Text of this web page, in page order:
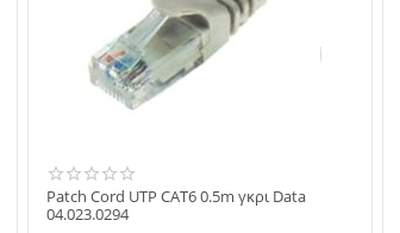
Patch Cord UTP CAT6 0.5m γκρι Data
04.023.0294